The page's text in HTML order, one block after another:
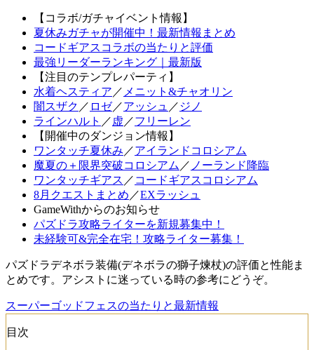
【コラボ/ガチャイベント情報】
夏休みガチャが開催中！最新情報まとめ
コードギアスコラボの当たりと評価
最強リーダーランキング｜最新版
【注目のテンプレパーティ】
水着ヘスティア ／ メニット&チャオリン
闇スザク ／ ロゼ／アッシュ ／ ジノ
ラインハルト ／ 虚 ／フリーレン
【開催中のダンジョン情報】
ワンタッチ夏休み ／アイランドコロシアム
魔夏の＋限界突破コロシアム ／ ノーランド降臨
ワンタッチギアス ／ コードギアスコロシアム
8月クエストまとめ ／EXラッシュ
GameWithからのお知らせ
パズドラ攻略ライターを新規募集中！
未経験可&完全在宅！攻略ライター募集！
パズドラデネボラ装備(デネボラの獅子煉杖)の評価と性能ま
とめです。アシストに迷っている時の参考にどうぞ。
スーパーゴッドフェスの当たりと最新情報
目次